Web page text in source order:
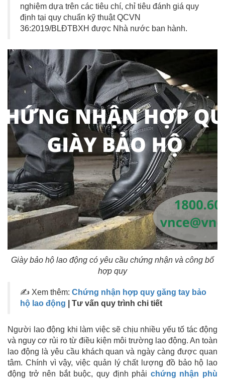
nghiệm dựa trên các tiêu chí, chỉ tiêu đánh giá quy
định tại quy chuẩn kỹ thuật QCVN
36:2019/BLĐTBXH được Nhà nước ban hành.
Giày bảo hộ lao động có yêu cầu chứng nhận và công bố
hợp quy
✍ Xem thêm: Chứng nhận hợp quy găng tay bảo
hộ lao động | Tư vấn quy trình chi tiết
Người lao động khi làm việc sẽ chịu nhiều yếu tố tác động
và nguy cơ rủi ro từ điều kiện môi trường lao động. An toàn
lao động là yêu cầu khách quan và ngày càng được quan
tâm. Chính vì vậy, việc quản lý chất lượng đồ bảo hộ lao
động trở nên bắt buộc, quy định phải chứng nhận phù